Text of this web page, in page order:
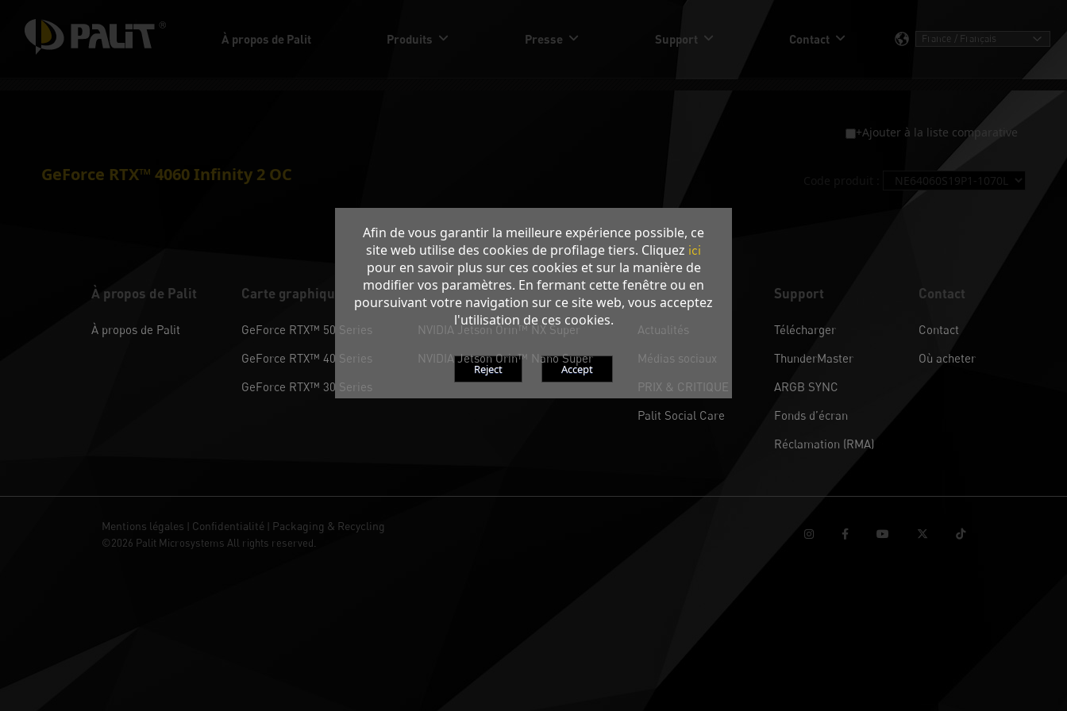
Afin de vous garantir la meilleure expérience possible, ce
site web utilise des cookies de profilage tiers. Cliquez ici
pour en savoir plus sur ces cookies et sur la manière de
modifier vos paramètres. En fermant cette fenêtre ou en
poursuivant votre navigation sur ce site web, vous acceptez
l'utilisation de ces cookies.
À propos de Palit Produits Presse Support Contact
+Ajouter à la liste comparative
GeForce RTX™ 4060 Infinity 2 OC
À propos de Palit
À propos de Palit
Carte graphique
GeForce RTX™ 50 Series
GeForce RTX™ 40 Series
GeForce RTX™ 30 Series
Pandora
NVIDIA Jetson Orin™ NX Super
NVIDIA Jetson Orin™ Nano Super
Presse
Actualités
Médias sociaux
PRIX & CRITIQUE
Palit Social Care
Support
Télécharger
ThunderMaster
ARGB SYNC
Fonds d’écran
Réclamation (RMA)
Contact
Contact
Où acheter
Mentions légales | Confidentialité | Packaging & Recycling
©2026 Palit Microsystems All rights reserved.